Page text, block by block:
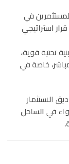
في
استراتيجي
تحتية قوية،
خاصة في
الاستثمار
فيالساحل
.